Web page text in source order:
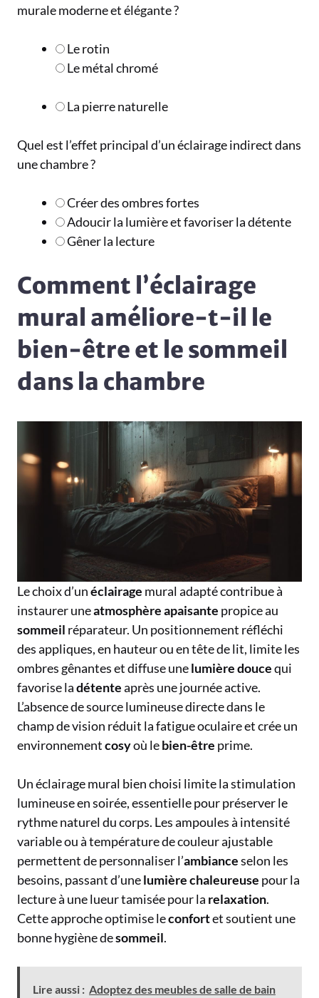
murale moderne et élégante ?
Le rotin
Le métal chromé
La pierre naturelle
Quel est l’effet principal d’un éclairage indirect dans
une chambre ?
Créer des ombres fortes
Adoucir la lumière et favoriser la détente
Gêner la lecture
Comment l’éclairage
mural améliore-t-il le
bien-être et le sommeil
dans la chambre
Le choix d’unéclairage mural adapté contribue à
instaurer uneatmosphèreapaisante propice au
sommeil réparateur. Un positionnement réfléchi
des appliques, en hauteur ou en tête de lit, limite les
ombres gênantes et diffuse unelumièredoucequi
favorise ladétenteaprès une journée active.
L’absence de source lumineuse directe dans le
champ de vision réduit la fatigue oculaire et crée un
environnementcosyoù lebien-être prime.
Un éclairage mural bien choisi limite la stimulation
lumineuse en soirée, essentielle pour préserver le
rythme naturel du corps. Les ampoules à intensité
variable ou à température de couleur ajustable
permettent de personnaliser l’ambianceselon les
besoins, passant d’unelumièrechaleureuse pour la
lecture à une lueur tamisée pour la relaxation.
Cette approche optimise leconfortet soutient une
bonne hygiène desommeil.
Lire aussi : Adoptez des meubles de salle de bain